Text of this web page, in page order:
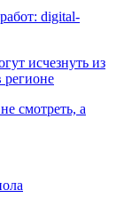
digital-
исчезнуть из
регионе
смотреть, а